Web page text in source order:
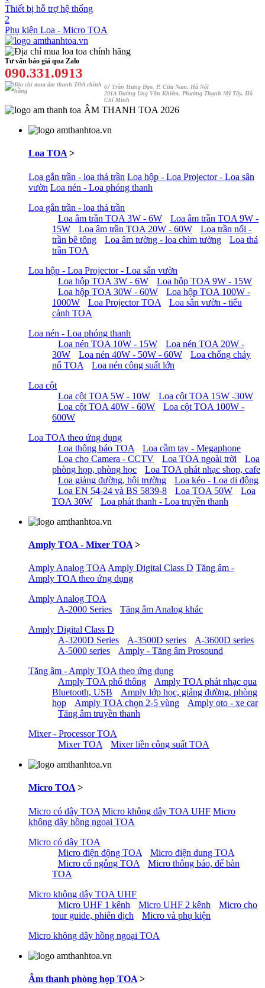
Thiết bị hỗ trợ hệ thống
2
Phụ kiện Loa - Micro TOA
Tư vấn báo giá qua Zalo
090.331.0913
67 Trần Hưng Đạo, P. Cửa Nam, Hà Nội
291A Đường Ung Văn Khiêm, Phường Thạnh Mỹ Tây, Hỗ
Chí Minh
ÂM THANH TOA 2026
Loa TOA >
Loa gắn trần - loa thả trần Loa hộp - Loa Projector - Loa sân
vườn Loa nén - Loa phóng thanh
Loa gắn trần - loa thả trần
Loa âm trần TOA 3W - 6W
Loa âm trần TOA 9W -
15W
Loa âm trần TOA 20W - 60W
Loa trần nổi -
trần bê tông
Loa âm tường - loa chìm tường
Loa thả
trần TOA
Loa hộp - Loa Projector - Loa sân vườn
Loa hộp TOA 3W - 6W
Loa hộp TOA 9W - 15W
Loa hộp TOA 30W - 60W
Loa hộp TOA 100W -
1000W
Loa Projector TOA
Loa sân vườn - tiểu
cảnh TOA
Loa nén - Loa phóng thanh
Loa nén TOA 10W - 15W
Loa nén TOA 20W -
30W
Loa nén 40W - 50W - 60W
Loa chống cháy
nổ TOA
Loa nén công suất lớn
Loa cột
Loa cột TOA 5W - 10W
Loa cột TOA 15W -30W
Loa cột TOA 40W - 60W
Loa cột TOA 100W -
600W
Loa TOA theo ứng dụng
Loa thông báo TOA
Loa cầm tay - Megaphone
Loa cho Camera - CCTV
Loa TOA ngoài trời
Loa
phòng họp, phòng học
Loa TOA phát nhạc shop, cafe
Loa giảng đường, hội trường
Loa kéo - Loa di động
Loa EN 54-24 và BS 5839-8
Loa TOA 50W
Loa
TOA 30W
Loa phát thanh - Loa truyền thanh
Amply TOA - Mixer TOA >
Amply Analog TOA Amply Digital Class D Tăng âm -
Amply TOA theo ứng dụng
Amply Analog TOA
A-2000 Series
Tăng âm Analog khác
Amply Digital Class D
A-3200D Series
A-3500D series
A-3600D series
A-5000 series
Amply - Tăng âm Prosound
Tăng âm - Amply TOA theo ứng dụng
Amply TOA phổ thông
Amply TOA phát nhạc qua
Bluetooth, USB
Amply lớp học, giảng đường, phòng
họp
Amply TOA chọn 2-5 vùng
Amply oto - xe car
Tăng âm truyền thanh
Mixer - Processor TOA
Mixer TOA
Mixer liền công suất TOA
Micro TOA >
Micro có dây TOA Micro không dây TOA UHF Micro
không dây hồng ngoại TOA
Micro có dây TOA
Micro điện động TOA
Micro điện dung TOA
Micro cổ ngỗng TOA
Micro thông báo, để bàn
TOA
Micro không dây TOA UHF
Micro UHF 1 kênh
Micro UHF 2 kênh
Micro cho
tour guide, phiên dịch
Micro và phụ kiện
Micro không dây hồng ngoại TOA
Âm thanh phòng họp TOA >